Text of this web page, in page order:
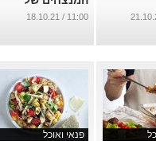
Beko
11:00 / 18.10.21
פנאי ואוכל